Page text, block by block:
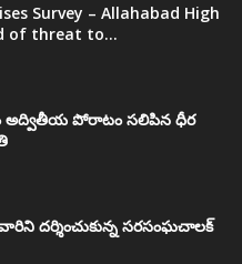
Survey – Allahabad High
of threat to...
పోరాటం సలిపిన ధీర
దర్శించుకున్న సరసంఘచాలక్